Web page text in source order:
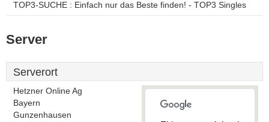
TOP3-SUCHE : Einfach nur das Beste finden! - TOP3 Singles
Server
Serverort
Hetzner Online Ag
Bayern
Gunzenhausen